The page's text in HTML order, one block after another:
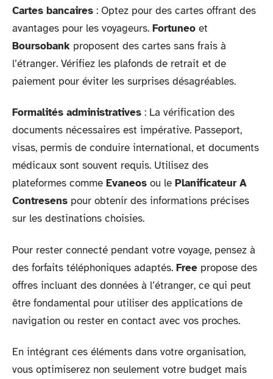
Cartes bancaires : Optez pour des cartes offrant des
avantages pour les voyageurs. Fortuneo et
Boursobank proposent des cartes sans frais à
l’étranger. Vérifiez les plafonds de retrait et de
paiement pour éviter les surprises désagréables.
Formalités administratives : La vérification des
documents nécessaires est impérative. Passeport,
visas, permis de conduire international, et documents
médicaux sont souvent requis. Utilisez des
plateformes comme Evaneos ou le Planificateur A
Contresens pour obtenir des informations précises
sur les destinations choisies.
Pour rester connecté pendant votre voyage, pensez à
des forfaits téléphoniques adaptés. Free propose des
offres incluant des données à l’étranger, ce qui peut
être fondamental pour utiliser des applications de
navigation ou rester en contact avec vos proches.
En intégrant ces éléments dans votre organisation,
vous optimiserez non seulement votre budget mais